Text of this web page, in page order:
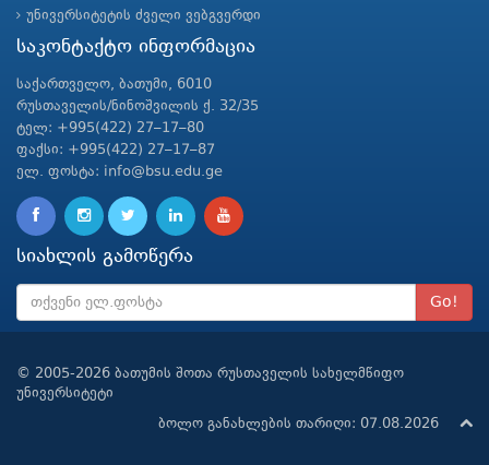
უნივერსიტეტის ძველი ვებგვერდი
საკონტაქტო ინფორმაცია
საქართველო, ბათუმი, 6010
რუსთაველის/ნინოშვილის ქ. 32/35
ტელ: +995(422) 27–17–80
ფაქსი: +995(422) 27–17–87
ელ. ფოსტა: info@bsu.edu.ge
სიახლის გამოწერა
Go!
© 2005-2026 ბათუმის შოთა რუსთაველის სახელმწიფო
უნივერსიტეტი
ბოლო განახლების თარიღი: 07.08.2026